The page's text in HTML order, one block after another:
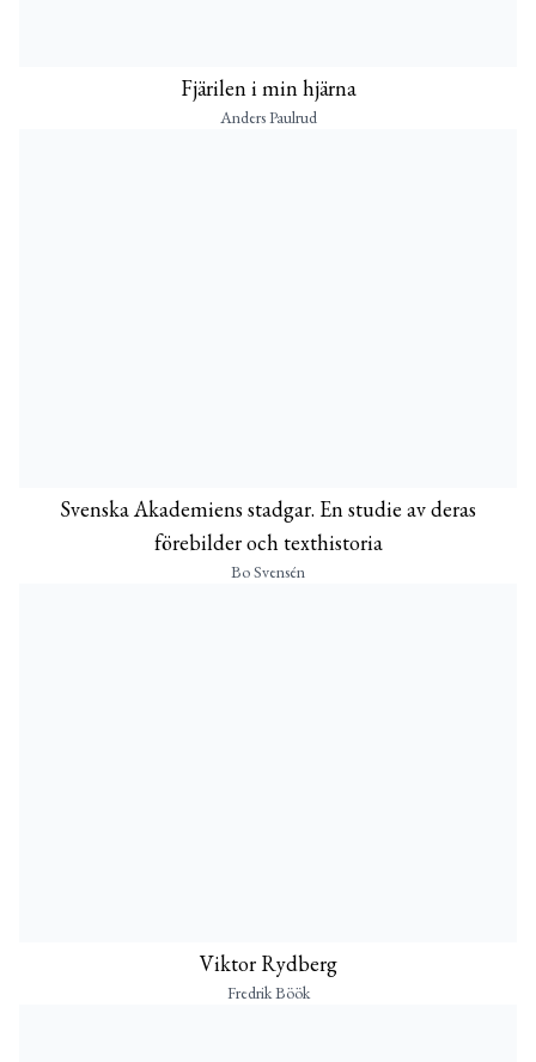
Fjärilen i min hjärna
Anders Paulrud
Svenska Akademiens stadgar. En studie av deras
förebilder och texthistoria
Bo Svensén
Viktor Rydberg
Fredrik Böök